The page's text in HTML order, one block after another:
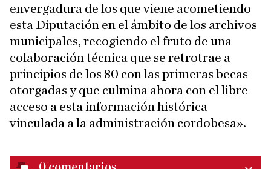
envergadura de los que viene acometiendo
esta Diputación en el ámbito de los archivos
municipales, recogiendo el fruto de una
colaboración técnica que se retrotrae a
principios de los 80 con las primeras becas
otorgadas y que culmina ahora con el libre
acceso a esta información histórica
vinculada a la administración cordobesa».